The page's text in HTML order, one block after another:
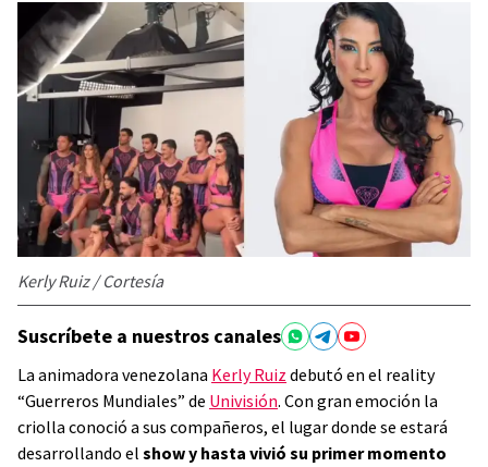
Kerly Ruiz / Cortesía
Suscríbete a nuestros canales
La animadora venezolana Kerly Ruiz debutó en el reality
“Guerreros Mundiales” de Univisión. Con gran emoción la
criolla conoció a sus compañeros, el lugar donde se estará
desarrollando el show y hasta vivió su primer momento